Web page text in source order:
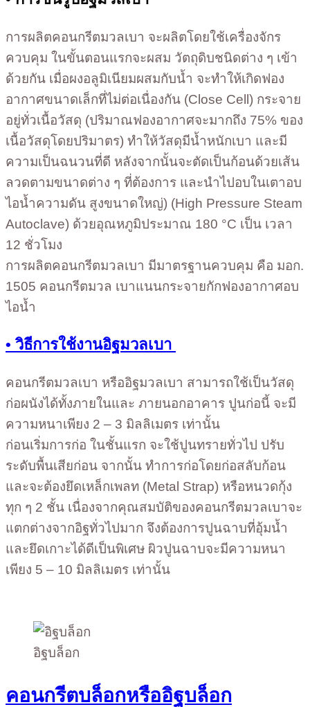
การผลิตคอนกรีตมวลเบา จะผลิตโดยใช้เครื่องจักร
ควบคุม ในขั้นตอนแรกจะผสม วัตถุดิบชนิดต่าง ๆ เข้า
ด้วยกัน เมื่อผงอลูมิเนียมผสมกับน้ำ จะทำให้เกิดฟอง
อากาศขนาดเล็กที่ไม่ต่อเนื่องกัน (Close Cell) กระจาย
อยู่ทั่วเนื้อวัสดุ (ปริมาณฟองอากาศจะมากถึง 75% ของ
เนื้อวัสดุโดยปริมาตร) ทำให้วัสดุมีน้ำหนักเบา และมี
ความเป็นฉนวนที่ดี หลังจากนั้นจะตัดเป็นก้อนด้วยเส้น
ลวดตามขนาดต่าง ๆ ที่ต้องการ และนำไปอบในเตาอบ
ไอน้ำความดัน สูงขนาดใหญ่) (High Pressure Steam
Autoclave) ด้วยอุณหภูมิประมาณ 180 °C เป็น เวลา
12 ชั่วโมง
การผลิตคอนกรีตมวลเบา มีมาตรฐานควบคุม คือ มอก.
1505 คอนกรีตมวล เบาแนนกระจายกักฟองอากาศอบ
ไอน้ำ
• วิธีการใช้งานอิฐมวลเบา
คอนกรีตมวลเบา หรืออิฐมวลเบา สามารถใช้เป็นวัสดุ
ก่อผนังได้ทั้งภายในและ ภายนอกอาคาร ปูนก่อนี้ จะมี
ความหนาเพียง 2 – 3 มิลลิเมตร เท่านั้น
ก่อนเริ่มการก่อ ในชั้นแรก จะใช้ปูนทรายทั่วไป ปรับ
ระดับพื้นเสียก่อน จากนั้น ทำการก่อโดยก่อสลับก้อน
และจะต้องยึดเหล็กเพลท (Metal Strap) หรือหนวดกุ้ง
ทุก ๆ 2 ชั้น เนื่องจากคุณสมบัติของคอนกรีตมวลเบาจะ
แตกต่างจากอิฐทั่วไปมาก จึงต้องการปูนฉาบที่อุ้มน้ำ
และยึดเกาะได้ดีเป็นพิเศษ ผิวปูนฉาบจะมีความหนา
เพียง 5 – 10 มิลลิเมตร เท่านั้น
อิฐบล็อก
คอนกรีตบล็อกหรืออิฐบล็อก